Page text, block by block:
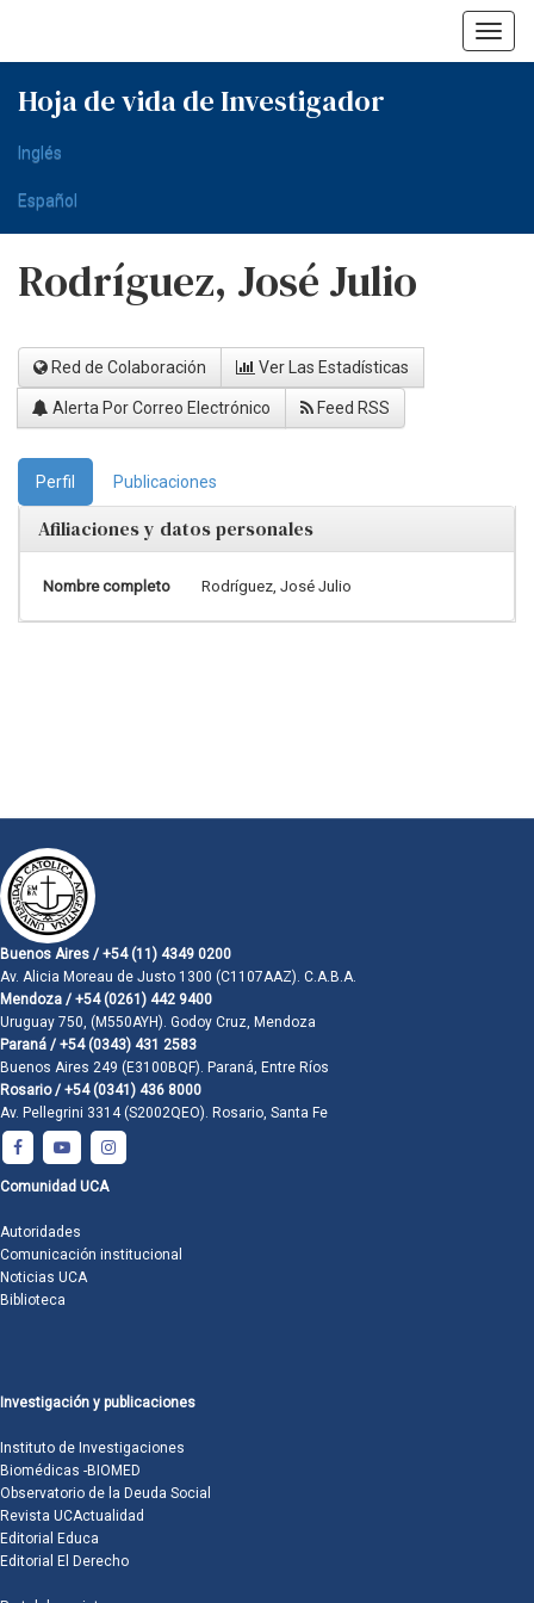
Hoja de vida de Investigador
Inglés
Español
Rodríguez, José Julio
Red de Colaboración Ver Las Estadísticas
Alerta Por Correo Electrónico Feed RSS
Perfil Publicaciones
Afiliaciones y datos personales
Nombre completo Rodríguez, José Julio
Buenos Aires / +54 (11) 4349 0200
Av. Alicia Moreau de Justo 1300 (C1107AAZ). C.A.B.A.
Mendoza / +54 (0261) 442 9400
Uruguay 750, (M550AYH). Godoy Cruz, Mendoza
Paraná / +54 (0343) 431 2583
Buenos Aires 249 (E3100BQF). Paraná, Entre Ríos
Rosario / +54 (0341) 436 8000
Av. Pellegrini 3314 (S2002QEO). Rosario, Santa Fe
Comunidad UCA
Autoridades
Comunicación institucional
Noticias UCA
Biblioteca
Investigación y publicaciones
Instituto de Investigaciones
Biomédicas -BIOMED
Observatorio de la Deuda Social
Revista UCActualidad
Editorial Educa
Editorial El Derecho